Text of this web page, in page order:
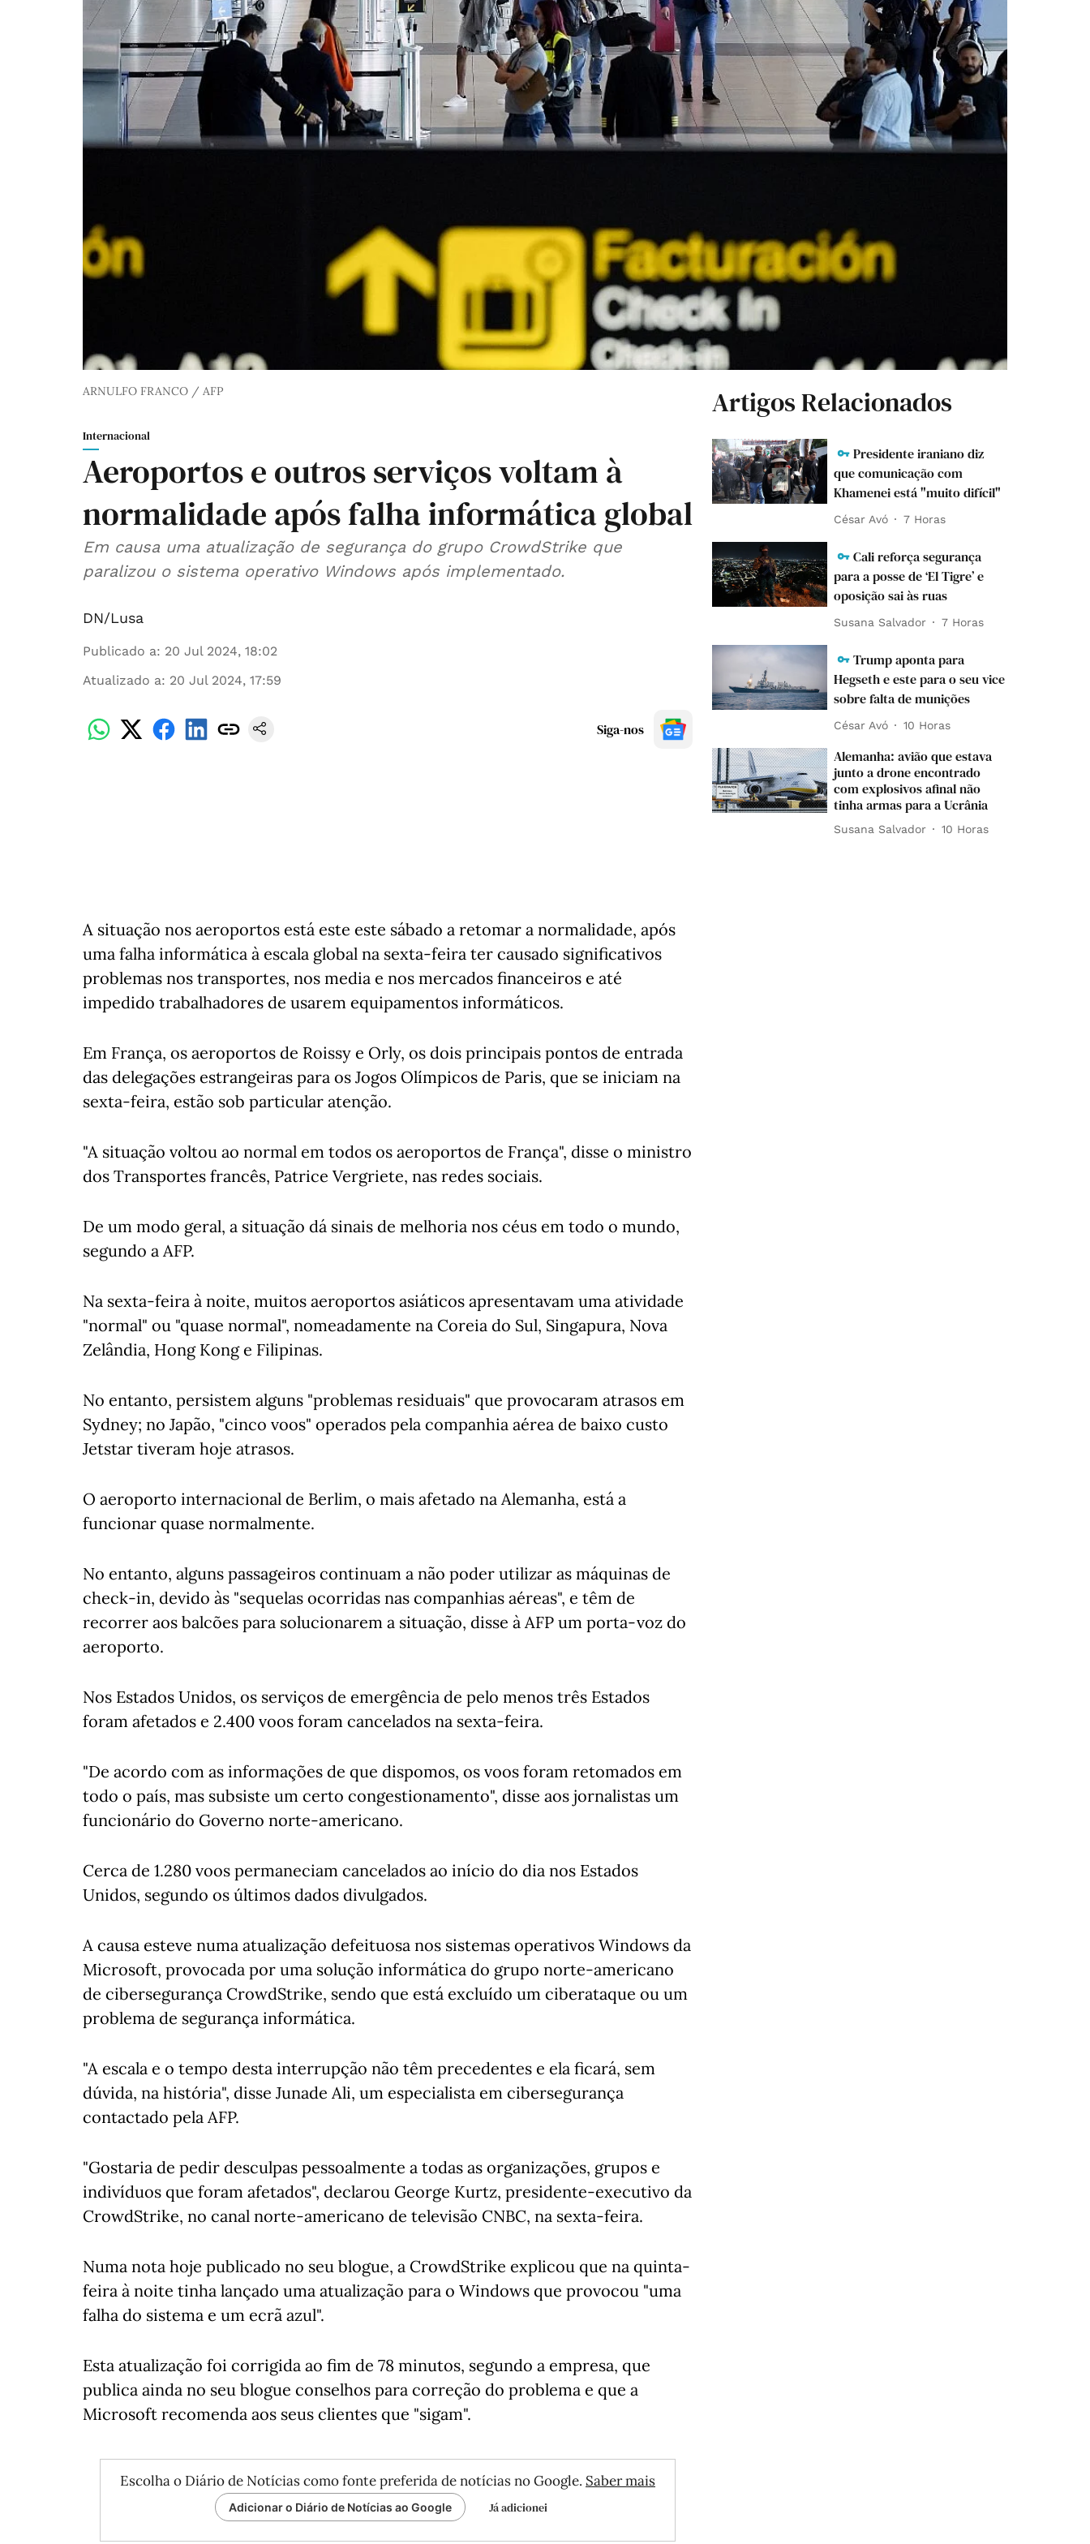
ARNULFO FRANCO / AFP
Internacional
Aeroportos e outros serviços voltam à
normalidade após falha informática global
Em causa uma atualização de segurança do grupo CrowdStrike que
paralizou o sistema operativo Windows após implementado.
DN/Lusa
Publicado a: 20 Jul 2024, 18:02
Atualizado a: 20 Jul 2024, 17:59
Siga-nos
A situação nos aeroportos está este este sábado a retomar a normalidade, após
uma falha informática à escala global na sexta-feira ter causado significativos
problemas nos transportes, nos media e nos mercados financeiros e até
impedido trabalhadores de usarem equipamentos informáticos.
Em França, os aeroportos de Roissy e Orly, os dois principais pontos de entrada
das delegações estrangeiras para os Jogos Olímpicos de Paris, que se iniciam na
sexta-feira, estão sob particular atenção.
"A situação voltou ao normal em todos os aeroportos de França", disse o ministro
dos Transportes francês, Patrice Vergriete, nas redes sociais.
De um modo geral, a situação dá sinais de melhoria nos céus em todo o mundo,
segundo a AFP.
Na sexta-feira à noite, muitos aeroportos asiáticos apresentavam uma atividade
"normal" ou "quase normal", nomeadamente na Coreia do Sul, Singapura, Nova
Zelândia, Hong Kong e Filipinas.
No entanto, persistem alguns "problemas residuais" que provocaram atrasos em
Sydney; no Japão, "cinco voos" operados pela companhia aérea de baixo custo
Jetstar tiveram hoje atrasos.
O aeroporto internacional de Berlim, o mais afetado na Alemanha, está a
funcionar quase normalmente.
No entanto, alguns passageiros continuam a não poder utilizar as máquinas de
check-in, devido às "sequelas ocorridas nas companhias aéreas", e têm de
recorrer aos balcões para solucionarem a situação, disse à AFP um porta-voz do
aeroporto.
Nos Estados Unidos, os serviços de emergência de pelo menos três Estados
foram afetados e 2.400 voos foram cancelados na sexta-feira.
"De acordo com as informações de que dispomos, os voos foram retomados em
todo o país, mas subsiste um certo congestionamento", disse aos jornalistas um
funcionário do Governo norte-americano.
Cerca de 1.280 voos permaneciam cancelados ao início do dia nos Estados
Unidos, segundo os últimos dados divulgados.
A causa esteve numa atualização defeituosa nos sistemas operativos Windows da
Microsoft, provocada por uma solução informática do grupo norte-americano
de cibersegurança CrowdStrike, sendo que está excluído um ciberataque ou um
problema de segurança informática.
"A escala e o tempo desta interrupção não têm precedentes e ela ficará, sem
dúvida, na história", disse Junade Ali, um especialista em cibersegurança
contactado pela AFP.
"Gostaria de pedir desculpas pessoalmente a todas as organizações, grupos e
indivíduos que foram afetados", declarou George Kurtz, presidente-executivo da
CrowdStrike, no canal norte-americano de televisão CNBC, na sexta-feira.
Numa nota hoje publicado no seu blogue, a CrowdStrike explicou que na quinta-
feira à noite tinha lançado uma atualização para o Windows que provocou "uma
falha do sistema e um ecrã azul".
Esta atualização foi corrigida ao fim de 78 minutos, segundo a empresa, que
publica ainda no seu blogue conselhos para correção do problema e que a
Microsoft recomenda aos seus clientes que "sigam".
Escolha o Diário de Notícias como fonte preferida de notícias no Google. Saber mais
Adicionar o Diário de Notícias ao Google Já adicionei
Artigos Relacionados
Presidente iraniano diz
que comunicação com
Khamenei está "muito difícil"
César Avó 7 Horas
Cali reforça segurança
para a posse de ‘El Tigre’ e
oposição sai às ruas
Susana Salvador 7 Horas
Trump aponta para
Hegseth e este para o seu vice
sobre falta de munições
César Avó 10 Horas
Alemanha: avião que estava
junto a drone encontrado
com explosivos afinal não
tinha armas para a Ucrânia
Susana Salvador 10 Horas